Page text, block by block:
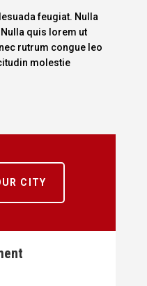
feugiat. Nulla
quis lorem ut
rutrum congue leo
molestie
CITY